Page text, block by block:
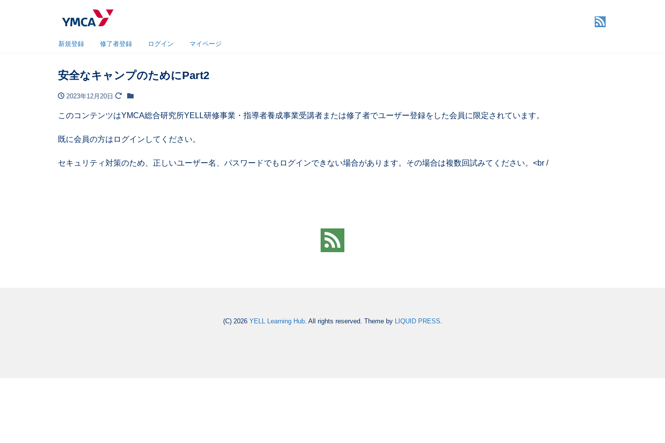
新規登録 修了者登録 ログイン マイページ
安全なキャンプのためにPart2
2023年12月20日
このコンテンツはYMCA総合研究所YELL研修事業・指導者養成事業受講者または修了者でユーザー登録をした会員に限定されています。
既に会員の方はログインしてください。
セキュリティ対策のため、正しいユーザー名、パスワードでもログインできない場合があります。その場合は複数回試みてください。<br /
(C) 2026 YELL Learning Hub. All rights reserved. Theme by LIQUID PRESS.